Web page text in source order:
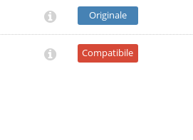
Originale
Compatibile